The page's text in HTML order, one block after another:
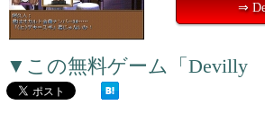
⇒
▼この無料ゲーム「Devilly